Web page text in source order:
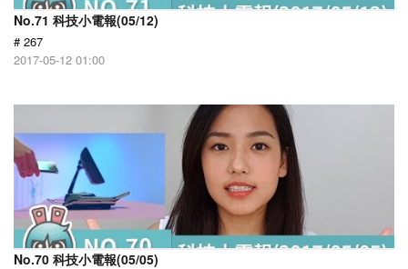
No.71 科技小電報(05/12)
# 267
2017-05-12 01:00
No.70 科技小電報(05/05)